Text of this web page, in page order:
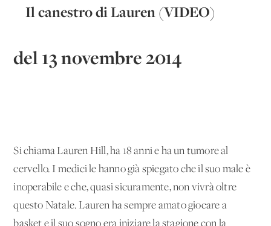
Il canestro di Lauren (VIDEO)
del 13 novembre 2014
Si chiama Lauren Hill, ha 18 anni e ha un tumore al
cervello. I medici le hanno già spiegato che il suo male è
inoperabile e che, quasi sicuramente, non vivrà oltre
questo Natale. Lauren ha sempre amato giocare a
basket e il suo sogno era iniziare la stagione con la